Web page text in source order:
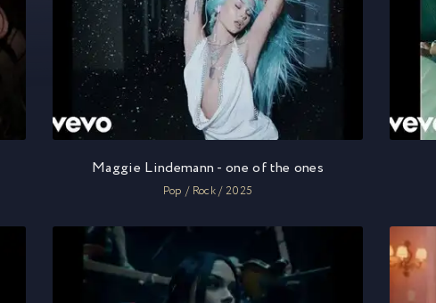
Maggie Lindemann - one of the ones
Pop / Rock / 2025